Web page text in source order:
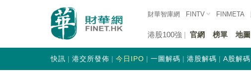
財華智庫網 FINTV FINMETA
港股100強 官網 榜單 地圖
快訊 港交所發佈 今日IPO 一圖解碼 港股解碼 A股解碼